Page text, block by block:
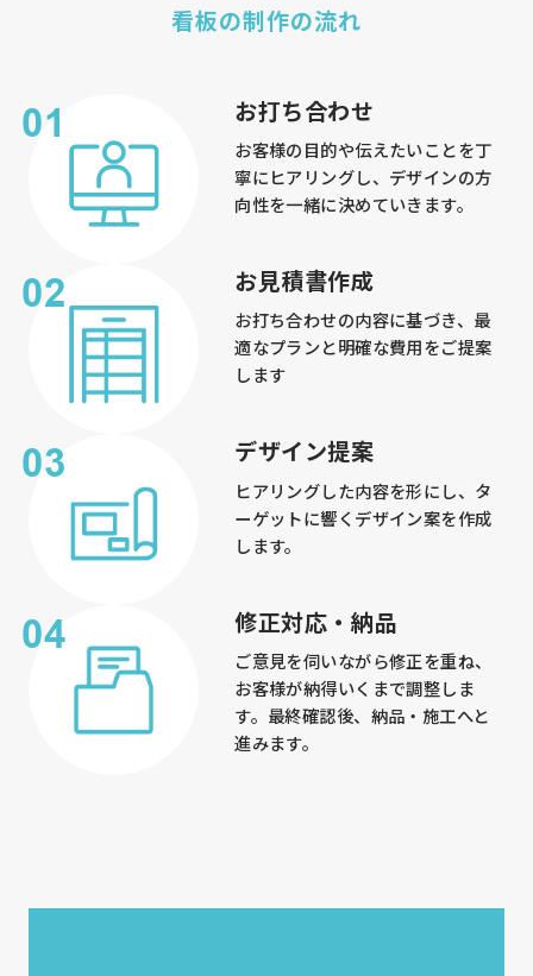
看板の制作の流れ
お打ち合わせ
お客様の目的や伝えたいことを丁
寧にヒアリングし、デザインの方
向性を一緒に決めていきます。
お見積書作成
お打ち合わせの内容に基づき、最
適なプランと明確な費用をご提案
します
デザイン提案
ヒアリングした内容を形にし、タ
ーゲットに響くデザイン案を作成
します。
修正対応・納品
ご意見を伺いながら修正を重ね、
お客様が納得いくまで調整しま
す。最終確認後、納品・施工へと
進みます。